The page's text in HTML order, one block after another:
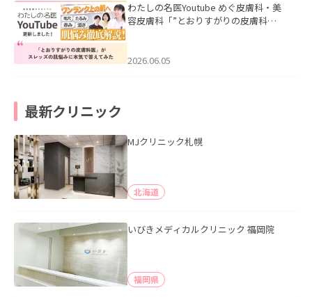
わたしの名医Youtube めぐ皮膚科・美
容皮膚科「”とおりすがりの皮膚科
2026.06.05
最新クリニック
MJクリニック札幌
北海道
いびきメディカルクリニック 福岡院
福岡県